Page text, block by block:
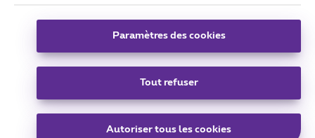
Coordonnées de l’entreprise
Boulevard du Roi Albert II 27 - B-1030 Bruxelles.
Carrier & Wholesale Solutions
|Telindus
Paramètres des cookies
Tout refuser
Autoriser tous les cookies